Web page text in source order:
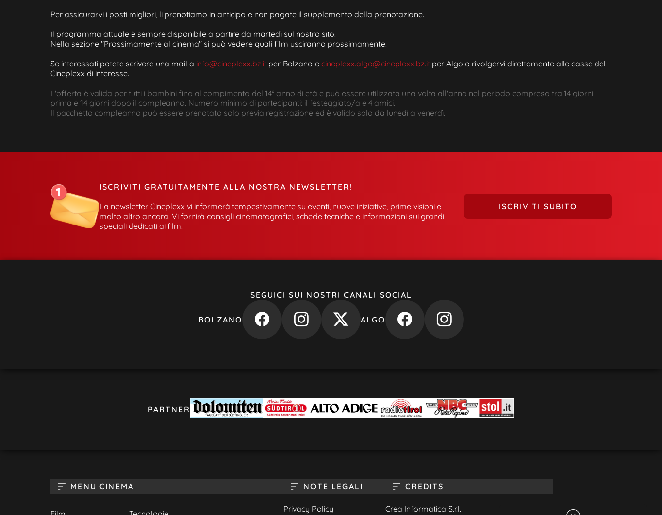
Per assicurarvi i posti migliori, li prenotiamo in anticipo e non pagate il supplemento della prenotazione.
Il programma attuale è sempre disponibile a partire da martedì sul nostro sito.
Nella sezione "Prossimamente al cinema" si può vedere quali film usciranno prossimamente.
Se interessati potete scrivere una mail a info@cineplexx.bz.it per Bolzano e cineplexx.algo@cineplexx.bz.it per Algo o rivolgervi direttamente alle casse del
Cineplexx di interesse.
L'offerta è valida per tutti i bambini fino al compimento del 14° anno di età e può essere utilizzata una volta all'anno nel periodo compreso tra 14 giorni
prima e 14 giorni dopo il compleanno. Numero minimo di partecipanti: il festeggiato/a e 4 amici.
Il pacchetto compleanno può essere prenotato solo previa registrazione ed è valido solo da lunedì a venerdì.
ISCRIVITI GRATUITAMENTE ALLA NOSTRA NEWSLETTER!
La newsletter Cineplexx vi informerà tempestivamente su eventi, nuove iniziative, prime visioni e
molto altro ancora. Vi fornirà consigli cinematografici, schede tecniche e informazioni sui grandi
speciali dedicati ai film.
ISCRIVITI SUBITO
SEGUICI SUI NOSTRI CANALI SOCIAL
BOLZANO ALGO
PARTNER
MENU CINEMA NOTE LEGALI
Privacy Policy
CREDITS
Crea Informatica S.r.l.